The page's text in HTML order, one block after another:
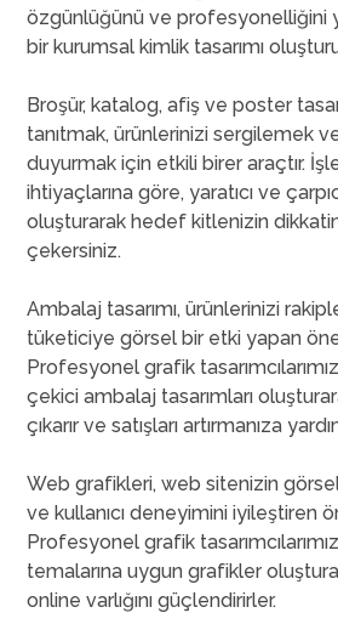
özgünlüğünü ve profesyonelliğini
bir kurumsal kimlik tasarımı
Broşür, katalog, afiş ve poster
tanıtmak, ürünlerinizi sergilemek
duyurmak için etkili birer araçtır.
ihtiyaçlarına göre, yaratıcı ve
oluşturarak hedef kitlenizin
çekersiniz.
Ambalaj tasarımı, ürünlerinizi
tüketiciye görsel bir etki yapan
Profesyonel grafik
çekici ambalaj tasarımları
çıkarır ve satışları artırmanıza
Web grafikleri, web sitenizin
ve kullanıcı deneyimini iyileştiren
Profesyonel grafik
temalarına uygun grafikler
online varlığını güçlendirirler.